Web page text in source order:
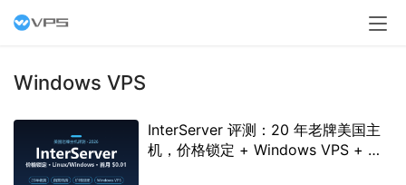
Windows VPS
InterServer 评测：20 年老牌美国主
机，价格锁定 + Windows VPS + 首